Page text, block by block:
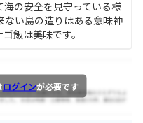
の安全を見守っている様
ない島の造りはある意味神
飯は美味です。
ログインが必要です